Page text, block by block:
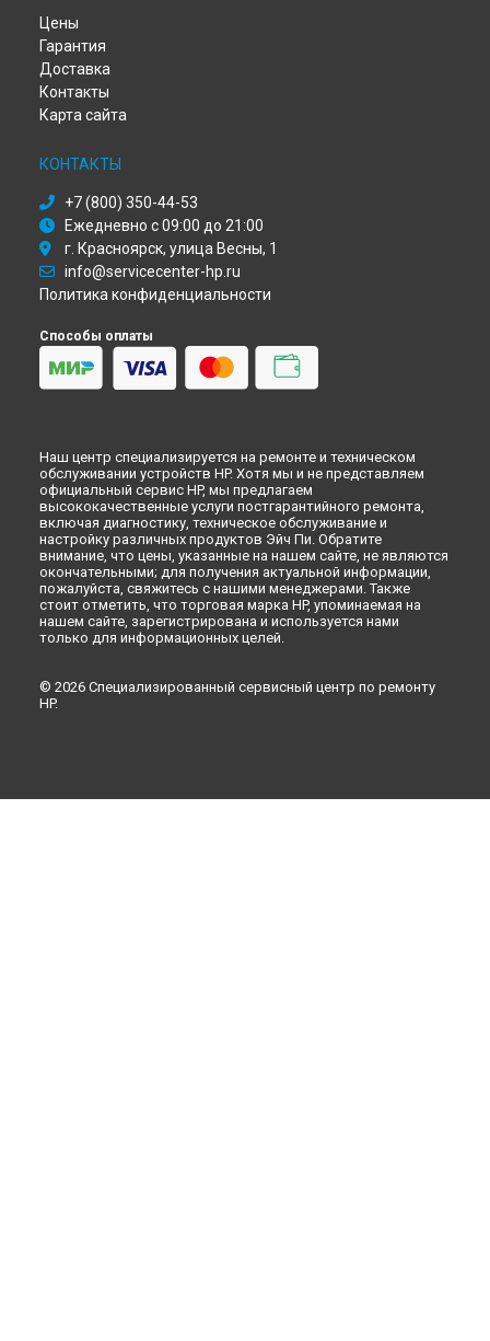
Ремонт ноутбука ProBook 450 G8 HP в
Ремонт ноутбука ProBook 450 G8 HP в
Ремонт ноутбука ProBook 450 G8 HP в
Цены
Гарантия
Доставка
Контакты
Карта сайта
КОНТАКТЫ
+7 (800) 350-44-53
Ежедневно с 09:00 до 21:00
г. Красноярск, улица Весны, 1
info@servicecenter-hp.ru
Политика конфиденциальности
Способы оплаты
Наш центр специализируется на ремонте и техническом
обслуживании устройств HP. Хотя мы и не представляем
официальный сервис HP, мы предлагаем
высококачественные услуги постгарантийного ремонта,
включая диагностику, техническое обслуживание и
настройку различных продуктов Эйч Пи. Обратите
внимание, что цены, указанные на нашем сайте, не являются
окончательными; для получения актуальной информации,
пожалуйста, свяжитесь с нашими менеджерами. Также
стоит отметить, что торговая марка HP, упоминаемая на
нашем сайте, зарегистрирована и используется нами
только для информационных целей.
© 2026 Специализированный сервисный центр по ремонту
HP.